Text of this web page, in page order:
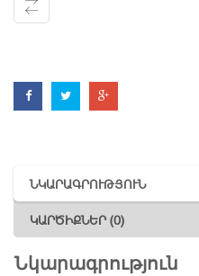
ՆԿԱՐԱԳՐՈՒԹՅՈՒՆ
ԿԱՐԾԻՔՆԵՐ (0)
Նկարագրություն